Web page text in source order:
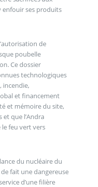
enfouir ses produits
de
poubelle
Ce dossier
technologiques
incendie,
et financement
et mémoire du site,
que l’Andra
le feu vert vers
du nucléaire du
fait une dangereuse
d’une filière